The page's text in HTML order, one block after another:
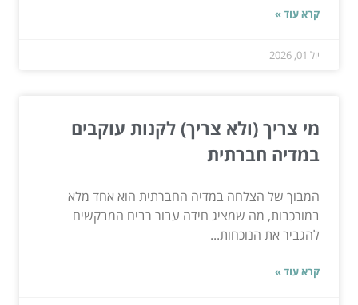
קרא עוד »
יול 01, 2026
מי צריך (ולא צריך) לקנות עוקבים
במדיה חברתית
המבוך של הצלחה במדיה החברתית הוא אחד מלא
במורכבות, מה שמציג חידה עבור רבים המבקשים
להגביר את הנוכחות...
קרא עוד »